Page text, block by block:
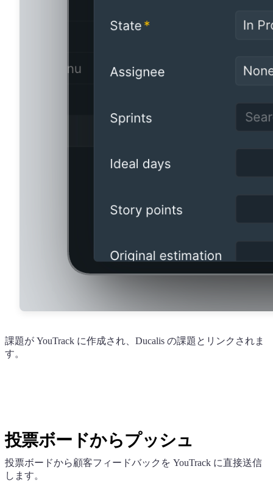
課題が YouTrack に作成され、 Ducalis の課題とリンクされま
す。
投票ボードからプッシュ
投票ボードから顧客フィードバックを YouTrack に直接送信
します。